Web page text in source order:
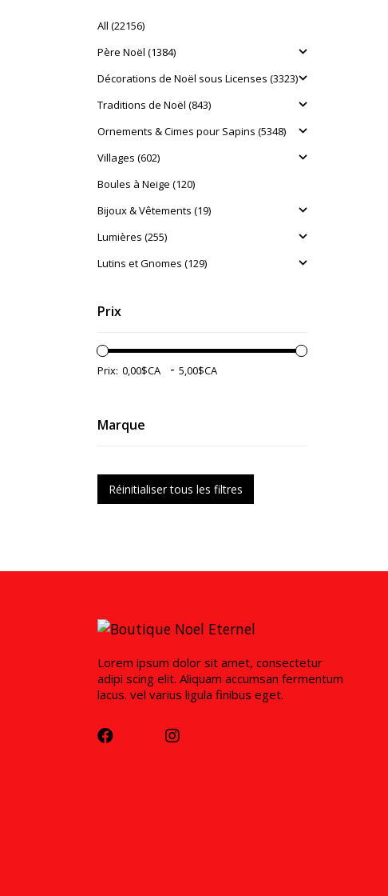
All (22156)
Père Noël (1384)
Décorations de Noël sous Licenses (3323)
Traditions de Noël (843)
Ornements & Cimes pour Sapins (5348)
Villages (602)
Boules à Neige (120)
Bijoux & Vêtements (19)
Lumières (255)
Lutins et Gnomes (129)
Prix
Prix: -
Marque
Réinitialiser tous les filtres
Lorem ipsum dolor sit amet, consectetur
adipi scing elit. Aliquam accumsan fermentum
lacus. vel varius ligula finibus eget.